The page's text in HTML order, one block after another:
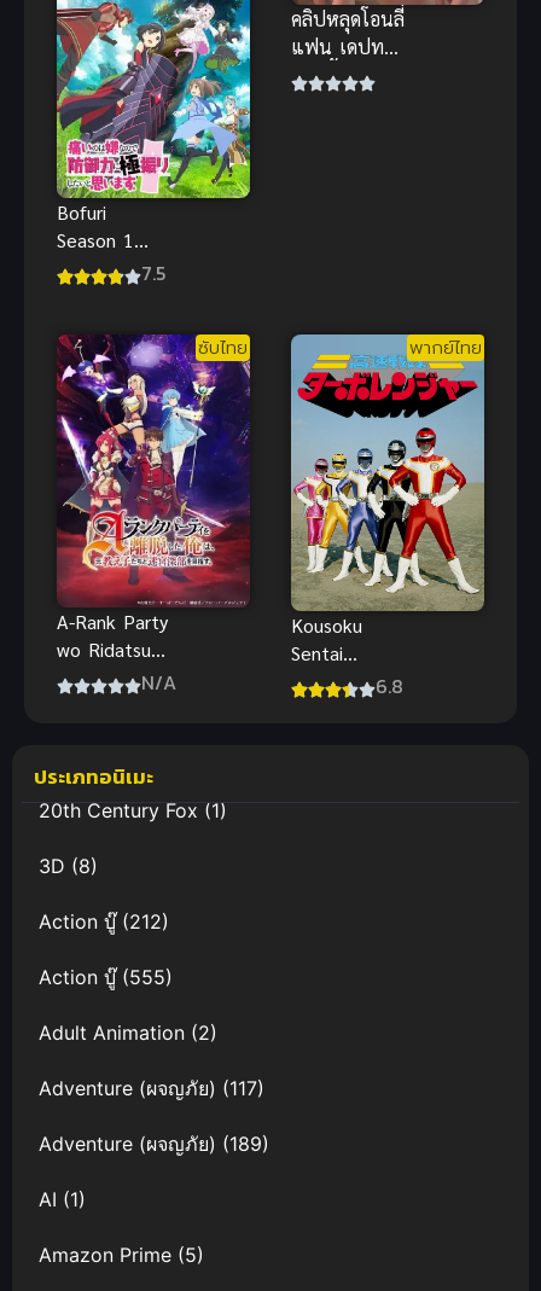
Bofuri
Season 1
น้องโล่สาย7.5
คลิปหลุดโอนลี่
แฟน เดปทอรี่
อาบน้ำด้วยกัน
ซับไทย
A-Rank Party
wo Ridatsu
shita Ore wa,
Meikyuu
Shinbu wo
ก่อนปาร์ตี้แร
จะไปอยู่กับลูก
N/A
พากย์ไทย
Kousoku
Sentai
Turboranger6.8
ประเภทอนิเมะ
20th Century Fox(1)
3D (8)
Action บู๊(212)
Action บู๊(555)
Adult Animation (2)
Adventure (ผจญภัย) (117)
Adventure (ผจญภัย) (189)
AI (1)
Amazon Prime (5)